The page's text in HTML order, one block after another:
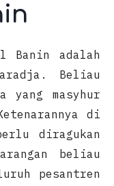
Banin adalah
Beliau
yang masyhur
di
diragukan
beliau
pesantren